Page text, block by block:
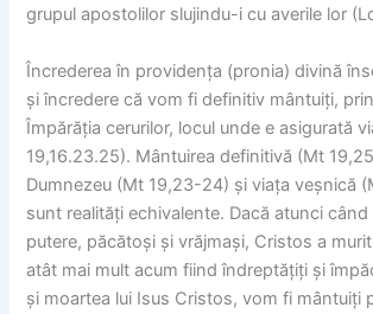
grupul apostolilor slujindu-i cu averile lor
Încrederea în providența (pronia) divină
și încredere că vom fi definitiv mântuiți,
Împărăția cerurilor, locul unde e asigurată
19,16.23.25). Mântuirea definitivă (Mt
Dumnezeu (Mt 19,23-24) și viața veșnică
sunt realități echivalente. Dacă atunci când
putere, păcătoși și vrăjmași, Cristos a
atât mai mult acum fiind îndreptățiți și
și moartea lui Isus Cristos, vom fi mântuiți